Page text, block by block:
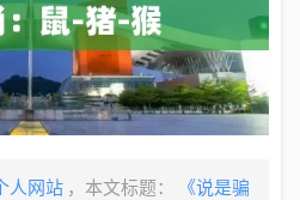
人网站 ，本文标题：
《说是骗